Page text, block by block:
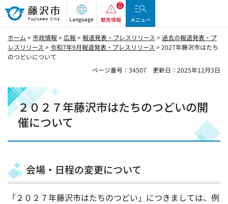
藤沢市
Language 緊急情報 メニュー
ホーム >市政情報 > 広報 >報道発表・プレスリリース >過去の報道発表・プ
レスリリース >令和7年9月報道発表・プレスリリース > 2027年藤沢市はたち
のつどいについて
ページ番号：34507
更新日：2025年12月3日
２０２７年藤沢市はたちのつどいの開
催について
会場・日程の変更について
「２０２７年藤沢市はたちのつどい」につきましては、例